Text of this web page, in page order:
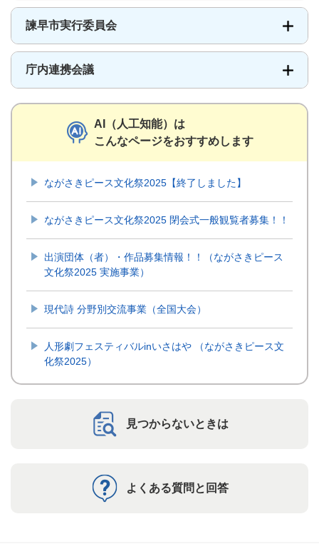
諫早市実行委員会
庁内連携会議
AI（人工知能）は
こんなページをおすすめします
ながさきピース文化祭2025【終了しました】
ながさきピース文化祭2025 閉会式一般観覧者募集！！
出演団体（者）・作品募集情報！！（ながさきピース
文化祭2025 実施事業）
現代詩 分野別交流事業（全国大会）
人形劇フェスティバルinいさはや （ながさきピース文
化祭2025）
見つからないときは
よくある質問と回答